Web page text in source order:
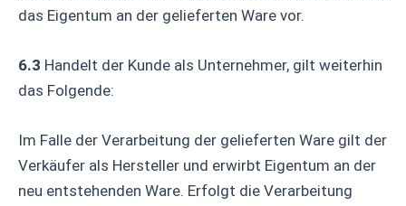
das Eigentum an der gelieferten Ware vor.
6.3 Handelt der Kunde als Unternehmer, gilt weiterhin
das Folgende:
Im Falle der Verarbeitung der gelieferten Ware gilt der
Verkäufer als Hersteller und erwirbt Eigentum an der
neu entstehenden Ware. Erfolgt die Verarbeitung